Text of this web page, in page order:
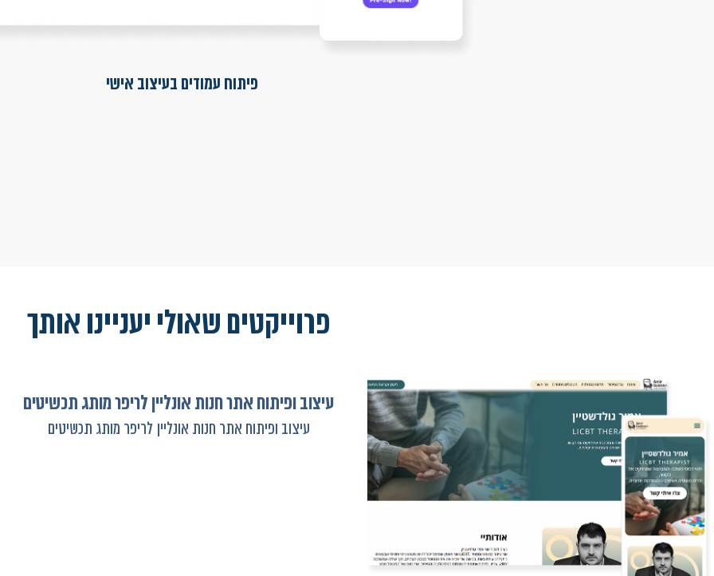
פיתוח עמודים בעיצוב אישי
פרוייקטים שאולי יעניינו אותך
עיצוב ופיתוח אתר חנות אונליין לריפר מותג תכשיטים
עיצוב ופיתוח אתר חנות אונליין לריפר מותג תכשיטים